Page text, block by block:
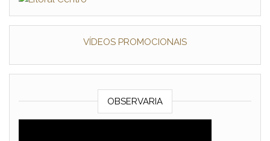
VÍDEOS PROMOCIONAIS
OBSERVARIA